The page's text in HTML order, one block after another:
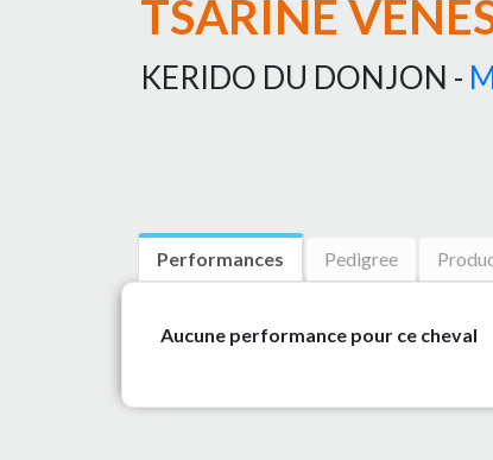
TSARINE
KERIDO DU DONJON -
Performances Pedigree
Aucune performance pour ce cheval